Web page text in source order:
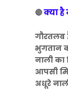
🔴क्या
गौरतलब
भुगतान
नाली का
आपसी
अधूरे